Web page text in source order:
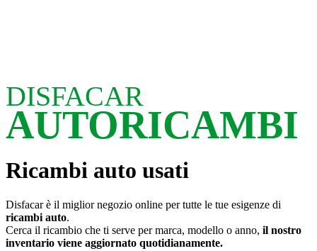
DISFACAR
AUTORICAMBI
Ricambi auto usati
Disfacar è il miglior negozio online per tutte le tue esigenze di
ricambi auto.
Cerca il ricambio che ti serve per marca, modello o anno, il nostro
inventario viene aggiornato quotidianamente.